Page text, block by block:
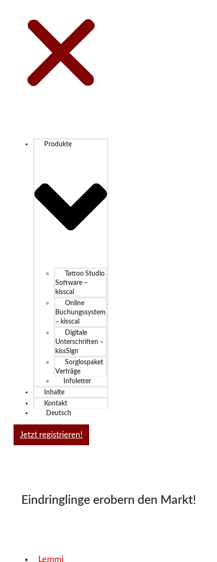
Produkte
Tattoo Studio
Software –
kisscal
Online
Buchungssystem
– kisscal
Digitale
Unterschriften –
kissSign
Sorglospaket
Verträge
Infoletter
Inhalte
Kontakt
Deutsch
Jetzt registrieren!
Eindringlinge erobern den Markt!
Lemmi